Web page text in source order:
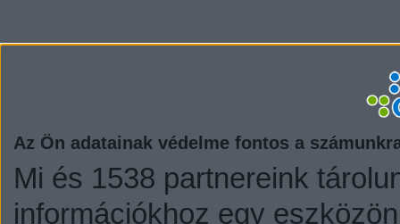
Az Ön adatainak védelme fontos a
Mi és 1538 partnereink
információkhoz egy